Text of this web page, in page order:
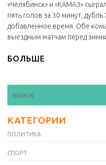
«Челябинск» и «КАМАЗ»
пять голов за 30 минут,
добавленное время. Обе
выездным матчам перед
БОЛЬШЕ
КАТЕГОРИИ
ПОЛИТИКА
СПОРТ